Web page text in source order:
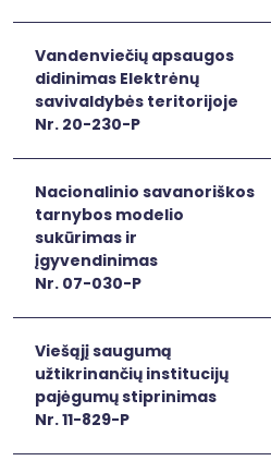
Vandenviečių apsaugos
didinimas Elektrėnų
savivaldybės teritorijoje
Nr. 20-230-P
Nacionalinio savanoriškos
tarnybos modelio
sukūrimas ir
įgyvendinimas
Nr. 07-030-P
Viešąjį saugumą
užtikrinančių institucijų
pajėgumų stiprinimas
Nr. 11-829-P